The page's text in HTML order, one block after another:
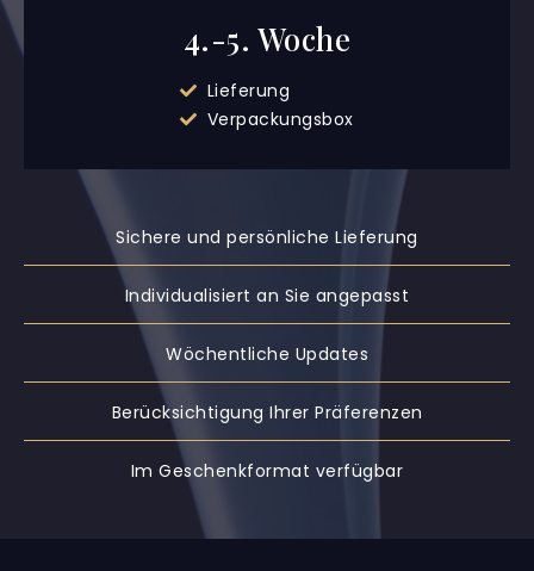
4.-5. Woche​
Lieferung
Verpackungsbox
Sichere und persönliche Lieferung
Individualisiert an Sie angepasst
Wöchentliche Updates
Berücksichtigung Ihrer Präferenzen
Im Geschenkformat verfügbar